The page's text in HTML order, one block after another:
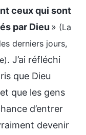
ceux qui sont
par Dieu » (La
derniers jours,
. J’ai réfléchi
que Dieu
que les gens
d’entrer
devenir